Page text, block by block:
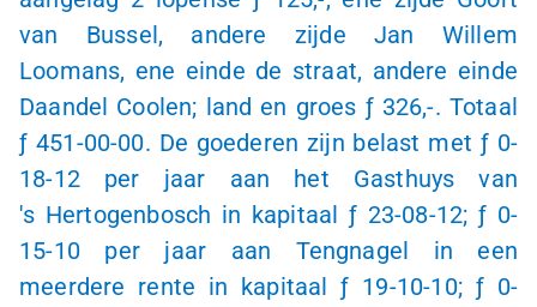
van Bussel, andere zijde Jan Willem
Loomans, ene einde de straat, andere einde
Daandel Coolen; land en groes ƒ 326,-. Totaal
ƒ 451-00-00. De goederen zijn belast met ƒ 0-
18-12per jaar aan het Gasthuys van
's Hertogenbosch in kapitaal ƒ 23-08-12; ƒ 0-
15-10per jaar aan Tengnagel in een
meerdere rente in kapitaalƒ 19-10-10; ƒ 0-